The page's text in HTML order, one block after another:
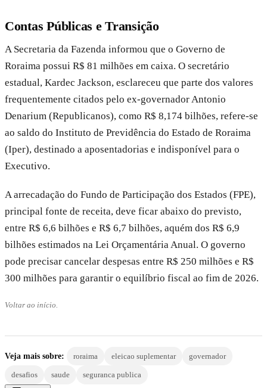
Contas Públicas e Transição
A Secretaria da Fazenda informou que o Governo de
Roraima possui R$ 81 milhões em caixa. O secretário
estadual, Kardec Jackson, esclareceu que parte dos valores
frequentemente citados pelo ex-governador Antonio
Denarium (Republicanos), como R$ 8,174 bilhões, refere-se
ao saldo do Instituto de Previdência do Estado de Roraima
(Iper), destinado a aposentadorias e indisponível para o
Executivo.
A arrecadação do Fundo de Participação dos Estados (FPE),
principal fonte de receita, deve ficar abaixo do previsto,
entre R$ 6,6 bilhões e R$ 6,7 bilhões, aquém dos R$ 6,9
bilhões estimados na Lei Orçamentária Anual. O governo
pode precisar cancelar despesas entre R$ 250 milhões e R$
300 milhões para garantir o equilíbrio fiscal ao fim de 2026.
Voltar ao início.
Veja mais sobre: roraima eleicao suplementar governador
desafios saude seguranca publica